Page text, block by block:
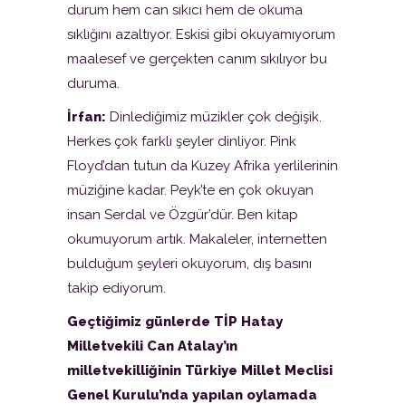
durum hem can sıkıcı hem de okuma
sıklığını azaltıyor. Eskisi gibi okuyamıyorum
maalesef ve gerçekten canım sıkılıyor bu
duruma.
İrfan: Dinlediğimiz müzikler çok değişik.
Herkes çok farklı şeyler dinliyor. Pink
Floyd’dan tutun da Kuzey Afrika yerlilerinin
müziğine kadar. Peyk’te en çok okuyan
insan Serdal ve Özgür’dür. Ben kitap
okumuyorum artık. Makaleler, internetten
bulduğum şeyleri okuyorum, dış basını
takip ediyorum.
Geçtiğimiz günlerde TİP Hatay
Milletvekili Can Atalay’ın
milletvekilliğinin Türkiye Millet Meclisi
Genel Kurulu’nda yapılan oylamada